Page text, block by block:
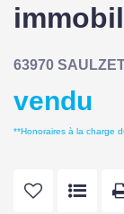
63970
vendu
**Honoraires à la charge